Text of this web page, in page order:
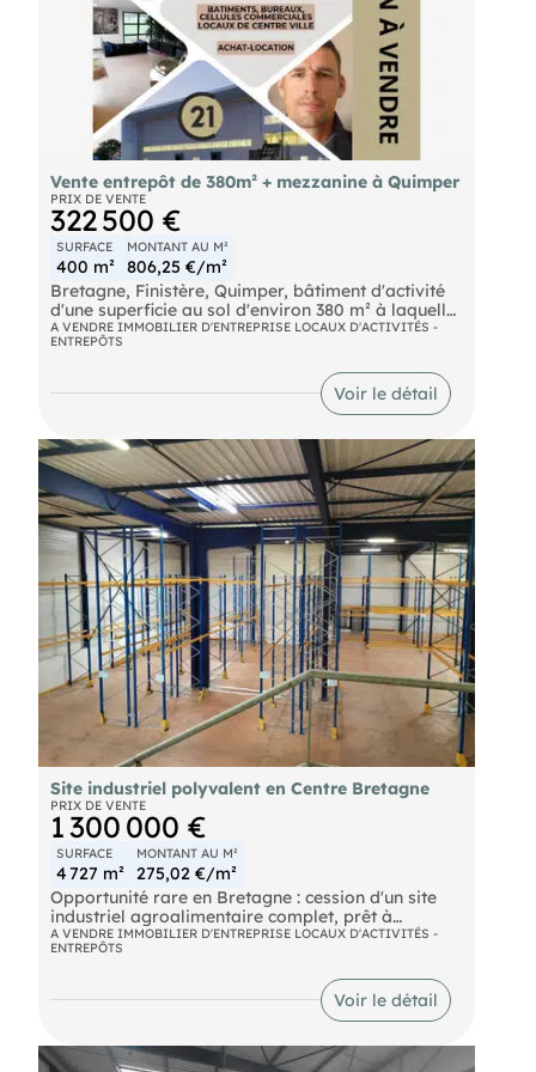
Vente entrepôt de 380m² + mezzanine à Quimper
PRIX DE VENTE
322 500 €
SURFACE
400 m²
MONTANT AU M²
806,25 €/m²
Bretagne, Finistère, Quimper, bâtiment d'activité
d'une superficie au sol d'environ 380 m² à laquelle
s'ajoute un mezzanine d'une superficie plancher
d'environ 200 m² dont 100 m² sous 2m.
Idéalement situé en entrée de ville à proximité de
la zone du Guelen. Bâtiment proposant deux
espaces bureau et deux espaces à usage de
parking bitumé. Pour un complément
d'information, merci de contacter l'agence ouest
ux professionnels. Images génériques, honoraires
à la charge de l'acquéreur. Prix mandat 300 000
euros net vendeur.
A VENDRE IMMOBILIER D'ENTREPRISE LOCAUX D'ACTIVITÉS -
ENTREPÔTS
Voir le détail
Site industriel polyvalent en Centre Bretagne
PRIX DE VENTE
1 300 000 €
SURFACE
4 727 m²
MONTANT AU M²
275,02 €/m²
Opportunité rare en Bretagne : cession d'un site
industriel agroalimentaire complet, prêt à
reprendre une activité de production. Ancienne
Biscuiterie, le site bénéficie d'une infrastructure
exceptionnel, rare pour un site industriel.
BÂTIMENTS — 4 727 m² de surface couverte Le
grade avec cuves inox et équipements industriels
A VENDRE IMMOBILIER D'ENTREPRISE LOCAUX D'ACTIVITÉS -
ENTREPÔTS
Voir le détail